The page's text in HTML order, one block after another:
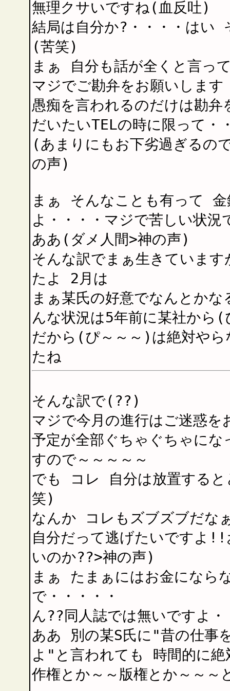
無理クサいですね(血反吐)
結局は自分か?・・・・はい
(苦笑)
まぁ 自分も話が全くと言っ
マジでご勘弁をお願いしま
愚痴を言われるのだけは勘
だいたいTELの時に限って・
(あまりにもお下劣過ぎるの
の声)
まぁ そんなことも有って 金
よ・・・・マジで苦しい状
ああ(ダメ人間>神の声)
そんな訳でまぁ生きていま
たよ 2月は
まぁ某氏の好意でなんとか
んな状況は5年前に某社から
だから(ぴ～～～)は絶対や
たね
そんな訳で(??)
マジで今月の進行はご迷惑を
予定が全部ぐちゃぐちゃに
すので～～～～～
でも コレ 自分は放置すると
笑)
なんか コレもズブズブだな
自分だって逃げたいですよ
いのか??>神の声)
まぁ たまぁにはお金になら
で・・・・・
ん??同人誌では無いですよ
ああ 別の某S氏に"昔の仕事
よ"と言われても 時間的に
作権とか～～版権とか～～～